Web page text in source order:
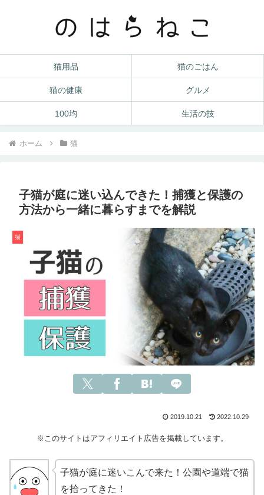
猫用品 猫のごはん
猫の健康 グルメ
100均 生活の技
ホーム 猫
子猫が庭に迷い込んできた！捕獲と保護の
方法から一緒に暮らすまでを解説
猫
2019.10.21 2022.10.29
※このサイトはアフィリエイト広告を掲載しています。
子猫が庭に迷いこんで来た！公園や道端で猫
を拾ってきた！